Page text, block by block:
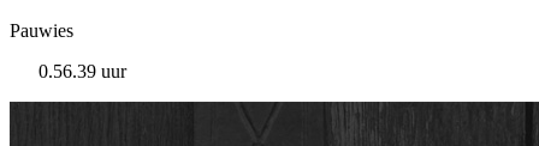
Pauwies
0.56.39 uur